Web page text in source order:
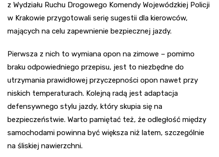
z Wydziału Ruchu Drogowego Komendy Wojewódzkiej Policji
w Krakowie przygotowali serię sugestii dla kierowców,
mających na celu zapewnienie bezpiecznej jazdy.
Pierwsza z nich to wymiana opon na zimowe – pomimo
braku odpowiedniego przepisu, jest to niezbędne do
utrzymania prawidłowej przyczepności opon nawet przy
niskich temperaturach. Kolejną radą jest adaptacja
defensywnego stylu jazdy, który skupia się na
bezpieczeństwie. Warto pamiętać też, że odległość między
samochodami powinna być większa niż latem, szczególnie
na śliskiej nawierzchni.